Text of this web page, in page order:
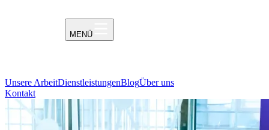
MENÜ
Unsere ArbeitDienstleistungenBlogÜber uns
Kontakt